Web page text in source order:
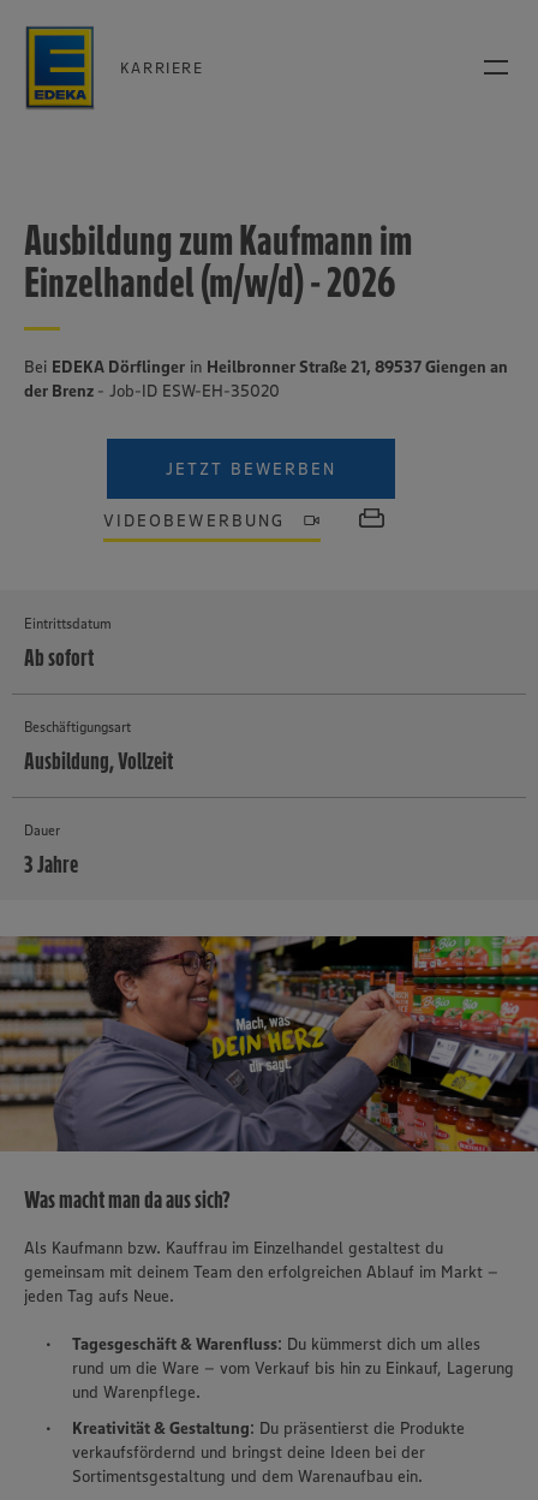
KARRIERE
Ausbildung zum Kaufmann im
Einzelhandel (m/w/d) - 2026
Bei EDEKA Dörflinger in Heilbronner Straße 21, 89537 Giengen an
der Brenz - Job-ID ESW-EH-35020
JETZT BEWERBEN
VIDEOBEWERBUNG
Eintrittsdatum
Ab sofort
Beschäftigungsart
Ausbildung, Vollzeit
Dauer
3 Jahre
Was macht man da aus sich?
Als Kaufmann bzw. Kauffrau im Einzelhandel gestaltest du
gemeinsam mit deinem Team den erfolgreichen Ablauf im Markt –
jeden Tag aufs Neue.
Tagesgeschäft & Warenfluss: Du kümmerst dich um alles
rund um die Ware – vom Verkauf bis hin zu Einkauf, Lagerung
und Warenpflege.
Kreativität & Gestaltung: Du präsentierst die Produkte
verkaufsfördernd und bringst deine Ideen bei der
Sortimentsgestaltung und dem Warenaufbau ein.